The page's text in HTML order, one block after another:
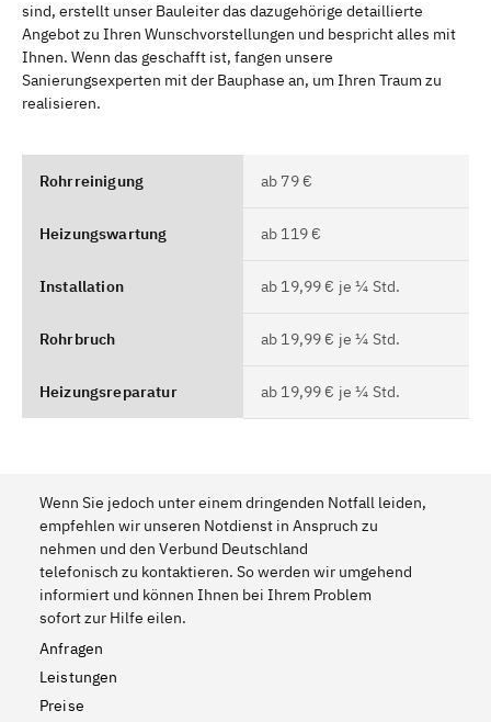
sind, erstellt unser Bauleiter das dazugehörige detaillierte
Angebot zu Ihren Wunschvorstellungen und bespricht alles mit
Ihnen. Wenn das geschafft ist, fangen unsere
Sanierungsexperten mit der Bauphase an, um Ihren Traum zu
realisieren.
Rohrreinigung ab 79 €
Heizungswartung ab 119 €
Installation ab 19,99 € je ¼ Std.
Rohrbruch ab 19,99 € je ¼ Std.
Heizungsreparatur ab 19,99 € je ¼ Std.
Wenn Sie jedoch unter einem dringenden Notfall leiden,
empfehlen wir unseren Notdienst in Anspruch zu
nehmen und den Verbund Deutschland
telefonisch zu kontaktieren. So werden wir umgehend
informiert und können Ihnen bei Ihrem Problem
sofort zur Hilfe eilen.
Anfragen
Leistungen
Preise